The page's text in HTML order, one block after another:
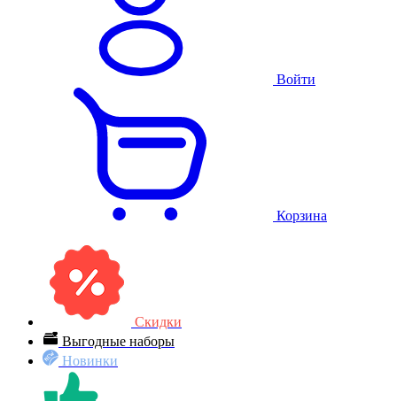
Войти
Корзина
Скидки
Выгодные наборы
Новинки